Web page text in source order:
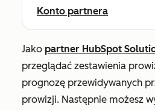
Konto partnera
Jako partner HubSpot
przeglądać zestawienia
prognozę przewidywanych
prowizji. Następnie możesz